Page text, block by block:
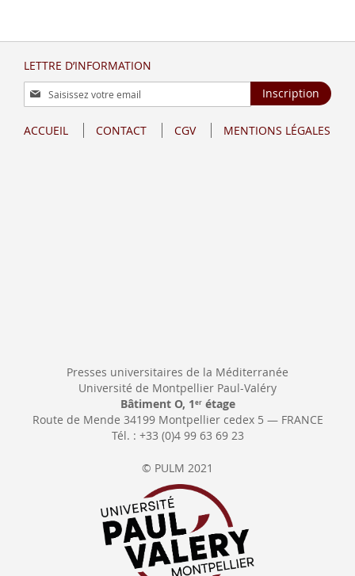
LETTRE D’INFORMATION
Inscription
à
lettre
Inscription
ACCUEIL CONTACT CGV MENTIONS LÉGALES
Presses universitaires de la Méditerranée
Université de Montpellier Paul-Valéry
Bâtiment O, 1 erétage
Route de Mende 34199 Montpellier cedex 5 — FRANCE
Tél. : +33 (0)4 99 63 69 23
© PULM 2021